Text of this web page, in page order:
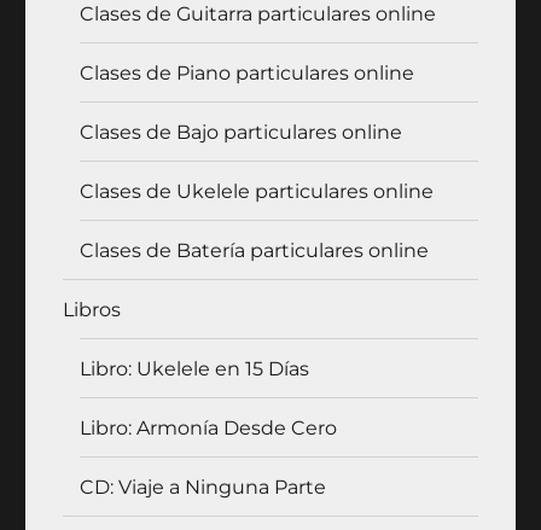
Clases de Guitarra particulares online
Clases de Piano particulares online
Clases de Bajo particulares online
Clases de Ukelele particulares online
Clases de Batería particulares online
Libros
Libro: Ukelele en 15 Días
Libro: Armonía Desde Cero
CD: Viaje a Ninguna Parte